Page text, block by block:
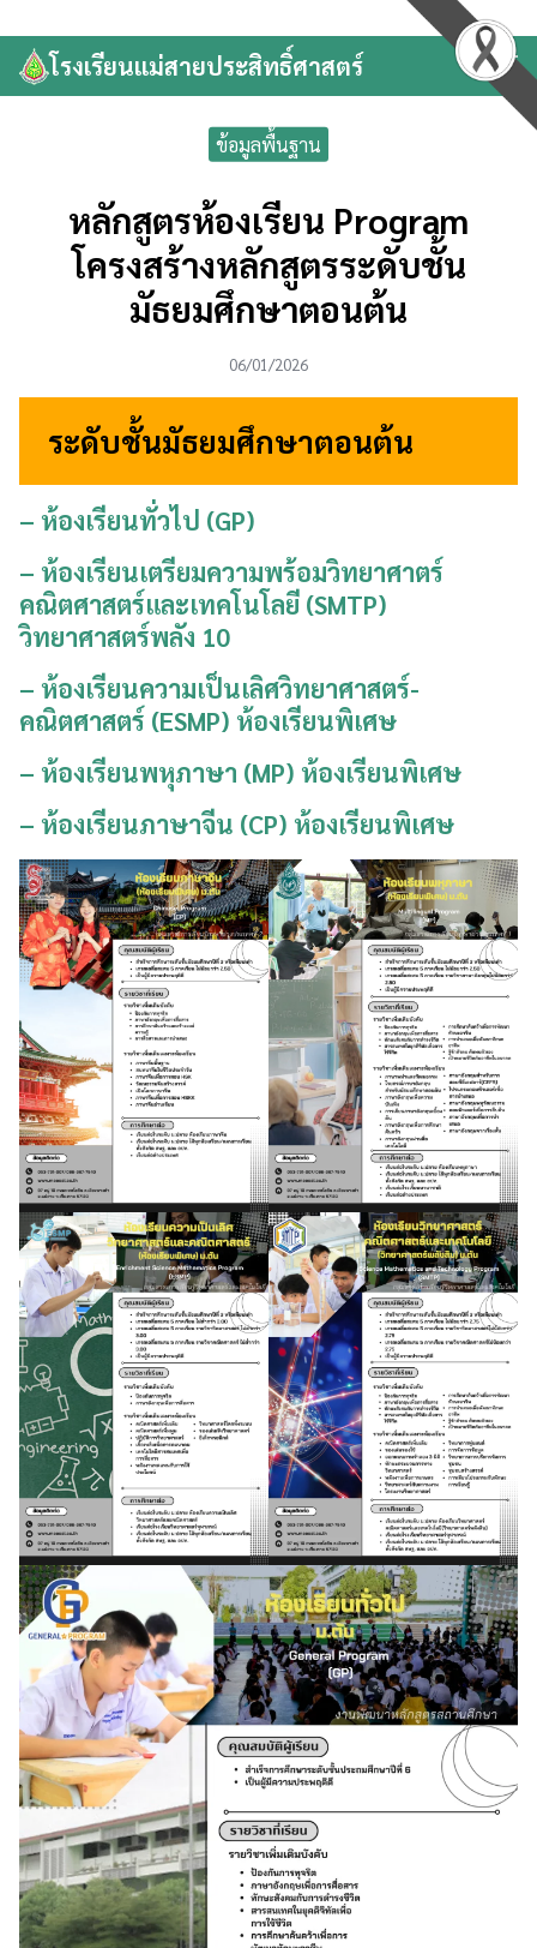
to
contentโรงเรียนแม่สายประสิทธิ์ศาสตร์
Search
for:
ข้อมูลพื้นฐาน
หลักสูตรห้องเรียน Program
โครงสร้างหลักสูตรระดับชั้น
มัธยมศึกษาตอนต้น
06/01/2026
ระดับชั้นมัธยมศึกษาตอนต้น
– ห้องเรียนทั่วไป (GP)
– ห้องเรียนเตรียมความพร้อมวิทยาศาตร์
คณิตศาสตร์และเทคโนโลยี (SMTP)
วิทยาศาสตร์พลัง 10
– ห้องเรียนความเป็นเลิศวิทยาศาสตร์-
คณิตศาสตร์ (ESMP) ห้องเรียนพิเศษ
– ห้องเรียนพหุภาษา (MP) ห้องเรียนพิเศษ
– ห้องเรียนภาษาจีน (CP) ห้องเรียนพิเศษ